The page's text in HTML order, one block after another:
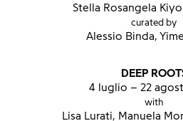
Stella Rosangela
curated by
Alessio Binda,
DEEP
4 luglio – 22
with
Lisa Lurati, Manuela